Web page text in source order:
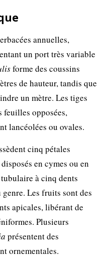
annuelles,
un port très variable
forme des coussins
de hauteur, tandis que
un mètre. Les tiges
feuilles opposées,
lancéolées ou ovales.
cinq pétales
en cymes ou en
à cinq dents
Les fruits sont des
apicales, libérant de
Plusieurs
présentent des
ornementales.